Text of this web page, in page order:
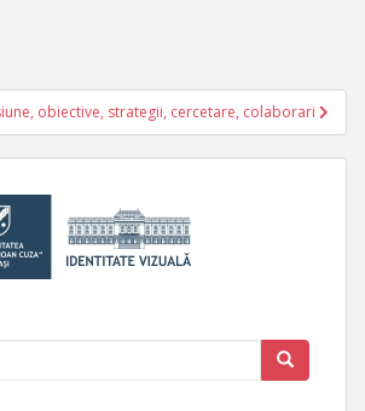
articole
obiective, strategii, cercetare, colaborari